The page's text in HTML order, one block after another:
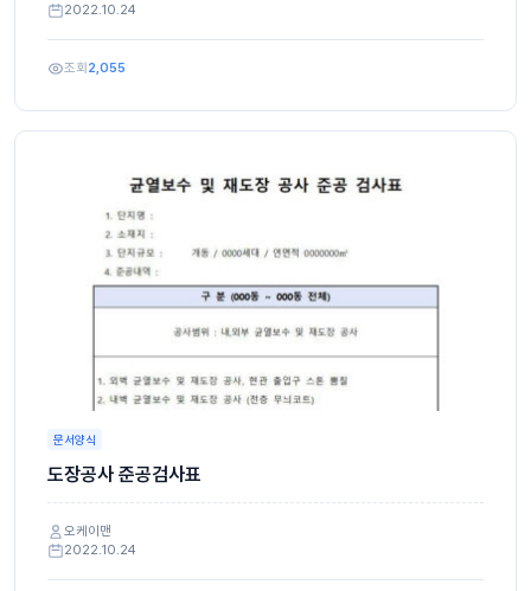
2022.10.24
조회2,055
문서양식
도장공사 준공검사표
오케이맨
2022.10.24